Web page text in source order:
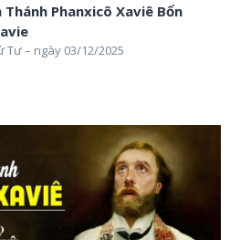
Phanxicô Xaviê Bổn
Tư – ngày 03/12/2025